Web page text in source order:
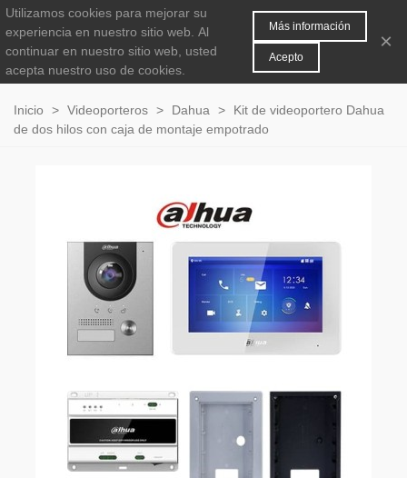
0
Inicio > Videoporteros > Dahua >
Kit de videoportero Dahua
de dos hilos con caja de montaje empotrado
Utilizamos cookies para mejorar su
experiencia en nuestro sitio web. Al
continuar en nuestro sitio web, usted
acepta nuestro uso de cookies.
Más información
Acepto
×